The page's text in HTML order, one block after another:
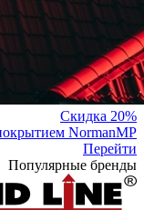
Скидка 20%
NormanMP
Перейти
Популярные бренды